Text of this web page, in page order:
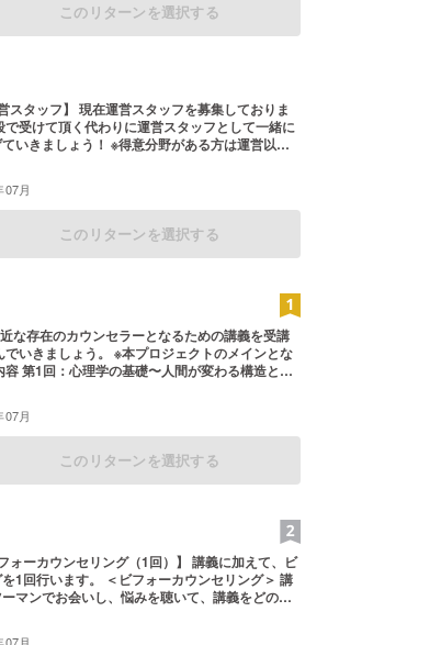
このリターンを選択する
ッフを募集しておりま
受けて頂く代わりに運営スタッフとして一緒に
得意分野がある方は運営以外
です。 その場合はお送りするメールにてどの
ただけるかご提案ください。
07月
このリターンを選択する
な存在のカウンセラーとなるための講義を受講
いきましょう。 ※本プロジェクトのメインとな
聴くこと、頼られること〜 第3回：相談〜相談に
うには〜 第4回：認知療法 第5回：実践カウンセ
チング 第7回：実践コンサルティング 第8回：ま
円
07月
このリターンを選択する
ンセリング（1回）】 講義に加えて、ビ
フォーカウンセリング＞ 講
マンでお会いし、悩みを聴いて、講義をどのよ
ト致します。 講義の学びの質が上がるだけでな
るのに役立つ書籍などのご紹介も致します。